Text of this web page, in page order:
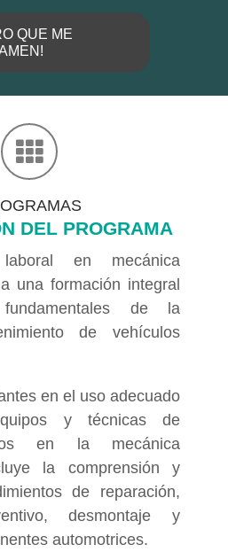
QUE ME
DEL PROGRAMA
en mecánica
una formación integral
de la
de vehículos
en el uso adecuado
y técnicas de
en la mecánica
la comprensión y
de reparación,
desmontaje y
automotrices.